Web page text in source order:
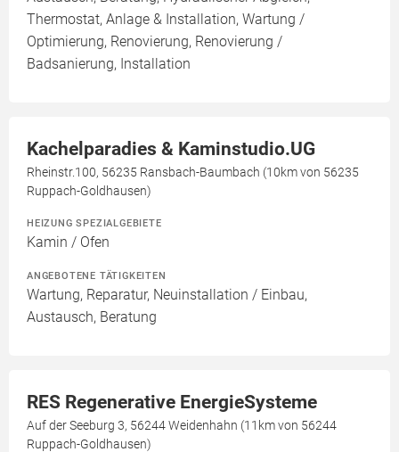
Thermostat, Anlage & Installation, Wartung /
Optimierung, Renovierung, Renovierung /
Badsanierung, Installation
Kachelparadies & Kaminstudio.UG
Rheinstr.100, 56235 Ransbach-Baumbach (10km von 56235
Ruppach-Goldhausen)
HEIZUNG SPEZIALGEBIETE
Kamin / Ofen
ANGEBOTENE TÄTIGKEITEN
Wartung, Reparatur, Neuinstallation / Einbau,
Austausch, Beratung
RES Regenerative EnergieSysteme
Auf der Seeburg 3, 56244 Weidenhahn (11km von 56244
Ruppach-Goldhausen)